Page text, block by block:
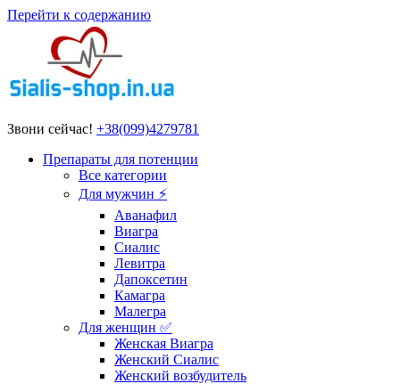
Перейти к содержанию
Звони сейчас! +38(099)4279781
Препараты для потенции
Все категории
Для мужчин ⚡
Аванафил
Виагра
Сиалис
Левитра
Дапоксетин
Камагра
Малегра
Для женщин ✅
Женская Виагра
Женский Сиалис
Женский возбудитель